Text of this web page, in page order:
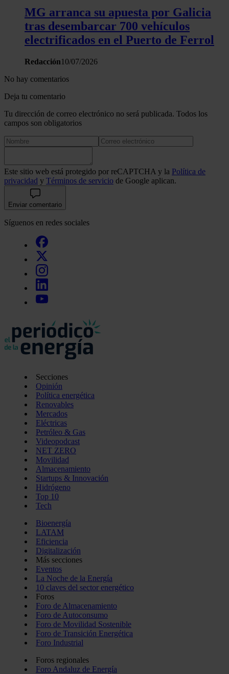
MG arranca su apuesta por Galicia
tras desembarcar 700 vehículos
electrificados en el Puerto de Ferrol
Redacción10/07/2026
No hay comentarios
Deja tu comentario
Tu dirección de correo electrónico no será publicada. Todos los
campos son obligatorios
Este sitio web está protegido por reCAPTCHA y la Política de
privacidad y Términos de servicio de Google aplican.
Enviar comentario
Síguenos en redes sociales
Secciones
Opinión
Política energética
Renovables
Mercados
Eléctricas
Petróleo & Gas
Videopodcast
NET ZERO
Movilidad
Almacenamiento
Startups & Innovación
Hidrógeno
Top 10
Tech
Bioenergía
LATAM
Eficiencia
Digitalización
Más secciones
Eventos
La Noche de la Energía
10 claves del sector energético
Foros
Foro de Almacenamiento
Foro de Autoconsumo
Foro de Movilidad Sostenible
Foro de Transición Energética
Foro Industrial
Foros regionales
Foro Andaluz de Energía